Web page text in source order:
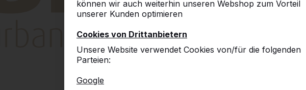
können wir auch weiterhin unseren Webshop zum Vorteil
unserer Kunden optimieren
Cookies von Drittanbietern
Unsere Website verwendet Cookies von/für die folgenden
Parteien:
Google